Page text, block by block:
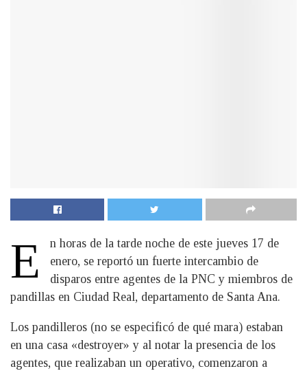
E
n horas de la tarde noche de este jueves 17 de
enero, se reportó un fuerte intercambio de
disparos entre agentes de la PNC y miembros de
pandillas en Ciudad Real, departamento de Santa Ana.
Los pandilleros (no se especificó de qué mara) estaban
en una casa «destroyer» y al notar la presencia de los
agentes, que realizaban un operativo, comenzaron a